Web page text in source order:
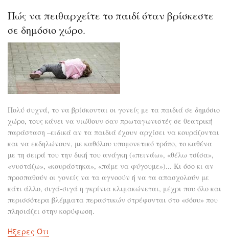
Πώς να πειθαρχείτε το παιδί όταν βρίσκεστε
σε δημόσιο χώρο.
Πολύ συχνά, το να βρίσκονται οι γονείς με τα παιδιά σε δημόσιο
χώρο, τους κάνει να νιώθουν σαν πρωταγωνιστές σε θεατρική
παράσταση –ειδικά αν τα παιδιά έχουν αρχίσει να κουράζονται
και να εκδηλώνουν, με καθόλου υπομονετικό τρόπο, το καθένα
με τη σειρά του την δική του ανάγκη («πεινάω», «θέλω τσίσα»,
«νυστάζω», «κουράστηκα», «πάμε να φύγουμε»)... Κι όσο κι αν
προσπαθούν οι γονείς να τα αγνοούν ή να τα απασχολούν με
κάτι άλλο, σιγά-σιγά η γκρίνια κλιμακώνεται, μέχρι που όλο και
περισσότερα βλέμματα περαστικών στρέφονται στο «σόου» που
πλησιάζει στην κορύφωση.
Ήξερες Ότι